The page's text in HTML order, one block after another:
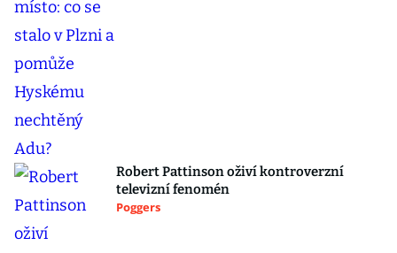
Robert Pattinson oživí kontroverzní
televizní fenomén
Poggers